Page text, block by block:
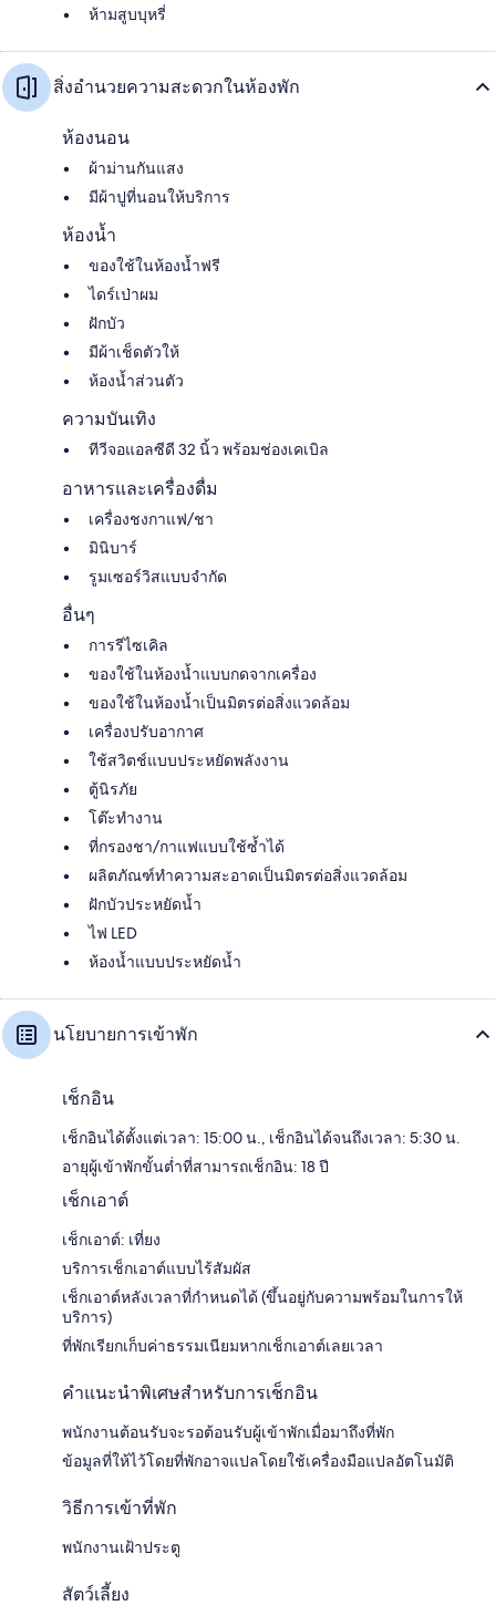
ห้ามสูบบุหรี่
สิ่งอำนวยความสะดวกในห้องพัก
ห้องนอน
ผ้าม่านกันแสง
มีผ้าปูที่นอนให้บริการ
ห้องน้ำ
ของใช้ในห้องน้ำฟรี
ไดร์เป่าผม
ฝักบัว
มีผ้าเช็ดตัวให้
ห้องน้ำส่วนตัว
ความบันเทิง
ทีวีจอแอลซีดี 32 นิ้ว พร้อมช่องเคเบิล
อาหารและเครื่องดื่ม
เครื่องชงกาแฟ/ชา
มินิบาร์
รูมเซอร์วิสแบบจำกัด
อื่นๆ
การรีไซเคิล
ของใช้ในห้องน้ำแบบกดจากเครื่อง
ของใช้ในห้องน้ำเป็นมิตรต่อสิ่งแวดล้อม
เครื่องปรับอากาศ
ใช้สวิตช์แบบประหยัดพลังงาน
ตู้นิรภัย
โต๊ะทำงาน
ที่กรองชา/กาแฟแบบใช้ซ้ำได้
ผลิตภัณฑ์ทำความสะอาดเป็นมิตรต่อสิ่งแวดล้อม
ฝักบัวประหยัดน้ำ
ไฟ LED
ห้องน้ำแบบประหยัดน้ำ
นโยบายการเข้าพัก
เช็กอิน
เช็กอินได้ตั้งแต่เวลา: 15:00 น., เช็กอินได้จนถึงเวลา: 5:30 น.
อายุผู้เข้าพักขั้นต่ำที่สามารถเช็กอิน: 18 ปี
เช็กเอาต์
เช็กเอาต์: เที่ยง
บริการเช็กเอาต์แบบไร้สัมผัส
เช็กเอาต์หลังเวลาที่กำหนดได้ (ขึ้นอยู่กับความพร้อมในการให้
บริการ)
ที่พักเรียกเก็บค่าธรรมเนียมหากเช็กเอาต์เลยเวลา
คำแนะนำพิเศษสำหรับการเช็กอิน
พนักงานต้อนรับจะรอต้อนรับผู้เข้าพักเมื่อมาถึงที่พัก
ข้อมูลที่ให้ไว้โดยที่พักอาจแปลโดยใช้เครื่องมือแปลอัตโนมัติ
วิธีการเข้าที่พัก
พนักงานเฝ้าประตู
สัตว์เลี้ยง